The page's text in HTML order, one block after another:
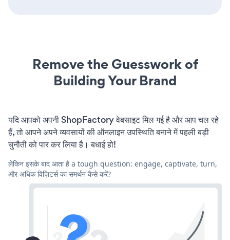
Remove the Guesswork of
Building Your Brand
यदि आपको अपनी ShopFactory वेबसाइट मिल गई है और आप चल रहे
हैं, तो आपने अपने व्यवसायों की ऑनलाइन उपस्थिति बनाने में पहली बड़ी
चुनौती को पार कर लिया है। बधाई हो!
लेकिन इसके बाद आता है a tough question: engage, captivate, turn,
और अधिक विज़िटर्स का समर्थन कैसे करें?